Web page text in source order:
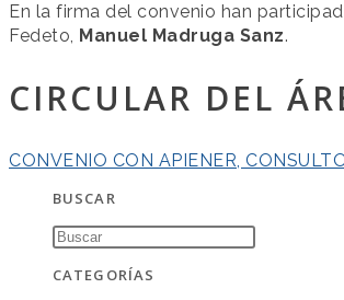
En la firma del convenio han
Fedeto, Manuel Madruga Sanz.
CIRCULAR DEL
CONVENIO CON APIENER,
BUSCAR
CATEGORÍAS